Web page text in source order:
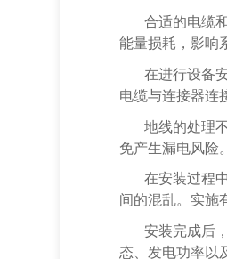
合适的电缆
能量损耗，影响
在进行设备
电缆与连接器连
地线的处理
免产生漏电风险。
在安装过程
间的混乱。实施
安装完成后
态、发电功率以